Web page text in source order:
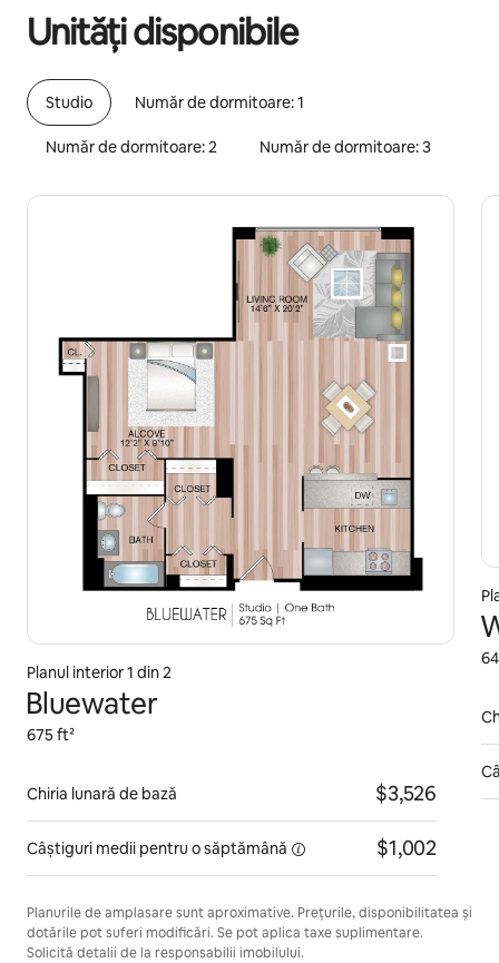
Unități disponibile
Studio Număr de dormitoare: 1
Număr de dormitoare: 2 Număr de dormitoare: 3
Planul interior 1 din 2
Bluewater
675 ft²
Chiria lunară de bază $3,526
Câștiguri medii pentru o săptămână $1,002
Planurile de amplasare sunt aproximative. Prețurile, disponibilitatea și
dotările pot suferi modificări. Se pot aplica taxe suplimentare.
Solicită detalii de la responsabilii imobilului.